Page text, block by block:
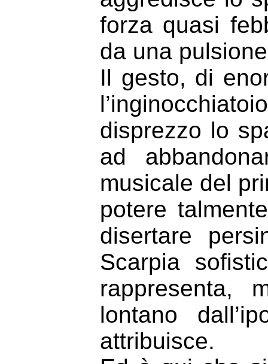
forza quasi
da una
Il gesto, di
disprezzo lo
ad
musicale del
potere
disertare
Scarpia
rappresenta,
lontano
attribuisce.